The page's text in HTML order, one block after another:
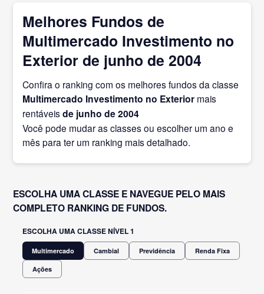
Melhores Fundos de
Multimercado Investimento no
Exterior de junho de 2004
Confira o ranking com os melhores fundos da classe
Multimercado Investimento no Exterior mais
rentáveisde junho de 2004
Você pode mudar as classes ou escolher um ano e
mês para ter um ranking mais detalhado.
ESCOLHA UMA CLASSE E NAVEGUE PELO MAIS
COMPLETO RANKING DE FUNDOS.
ESCOLHA UMA CLASSE NÍVEL 1
Multimercado Cambial Previdência Renda Fixa
Ações